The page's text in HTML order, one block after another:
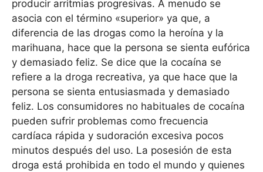
producir arritmias progresivas. A menudo se
asocia con el término «superior» ya que, a
diferencia de las drogas como la heroína y la
marihuana, hace que la persona se sienta eufórica
y demasiado feliz. Se dice que la cocaína se
refiere a la droga recreativa, ya que hace que la
persona se sienta entusiasmada y demasiado
feliz. Los consumidores no habituales de cocaína
pueden sufrir problemas como frecuencia
cardíaca rápida y sudoración excesiva pocos
minutos después del uso. La posesión de esta
droga está prohibida en todo el mundo y quienes